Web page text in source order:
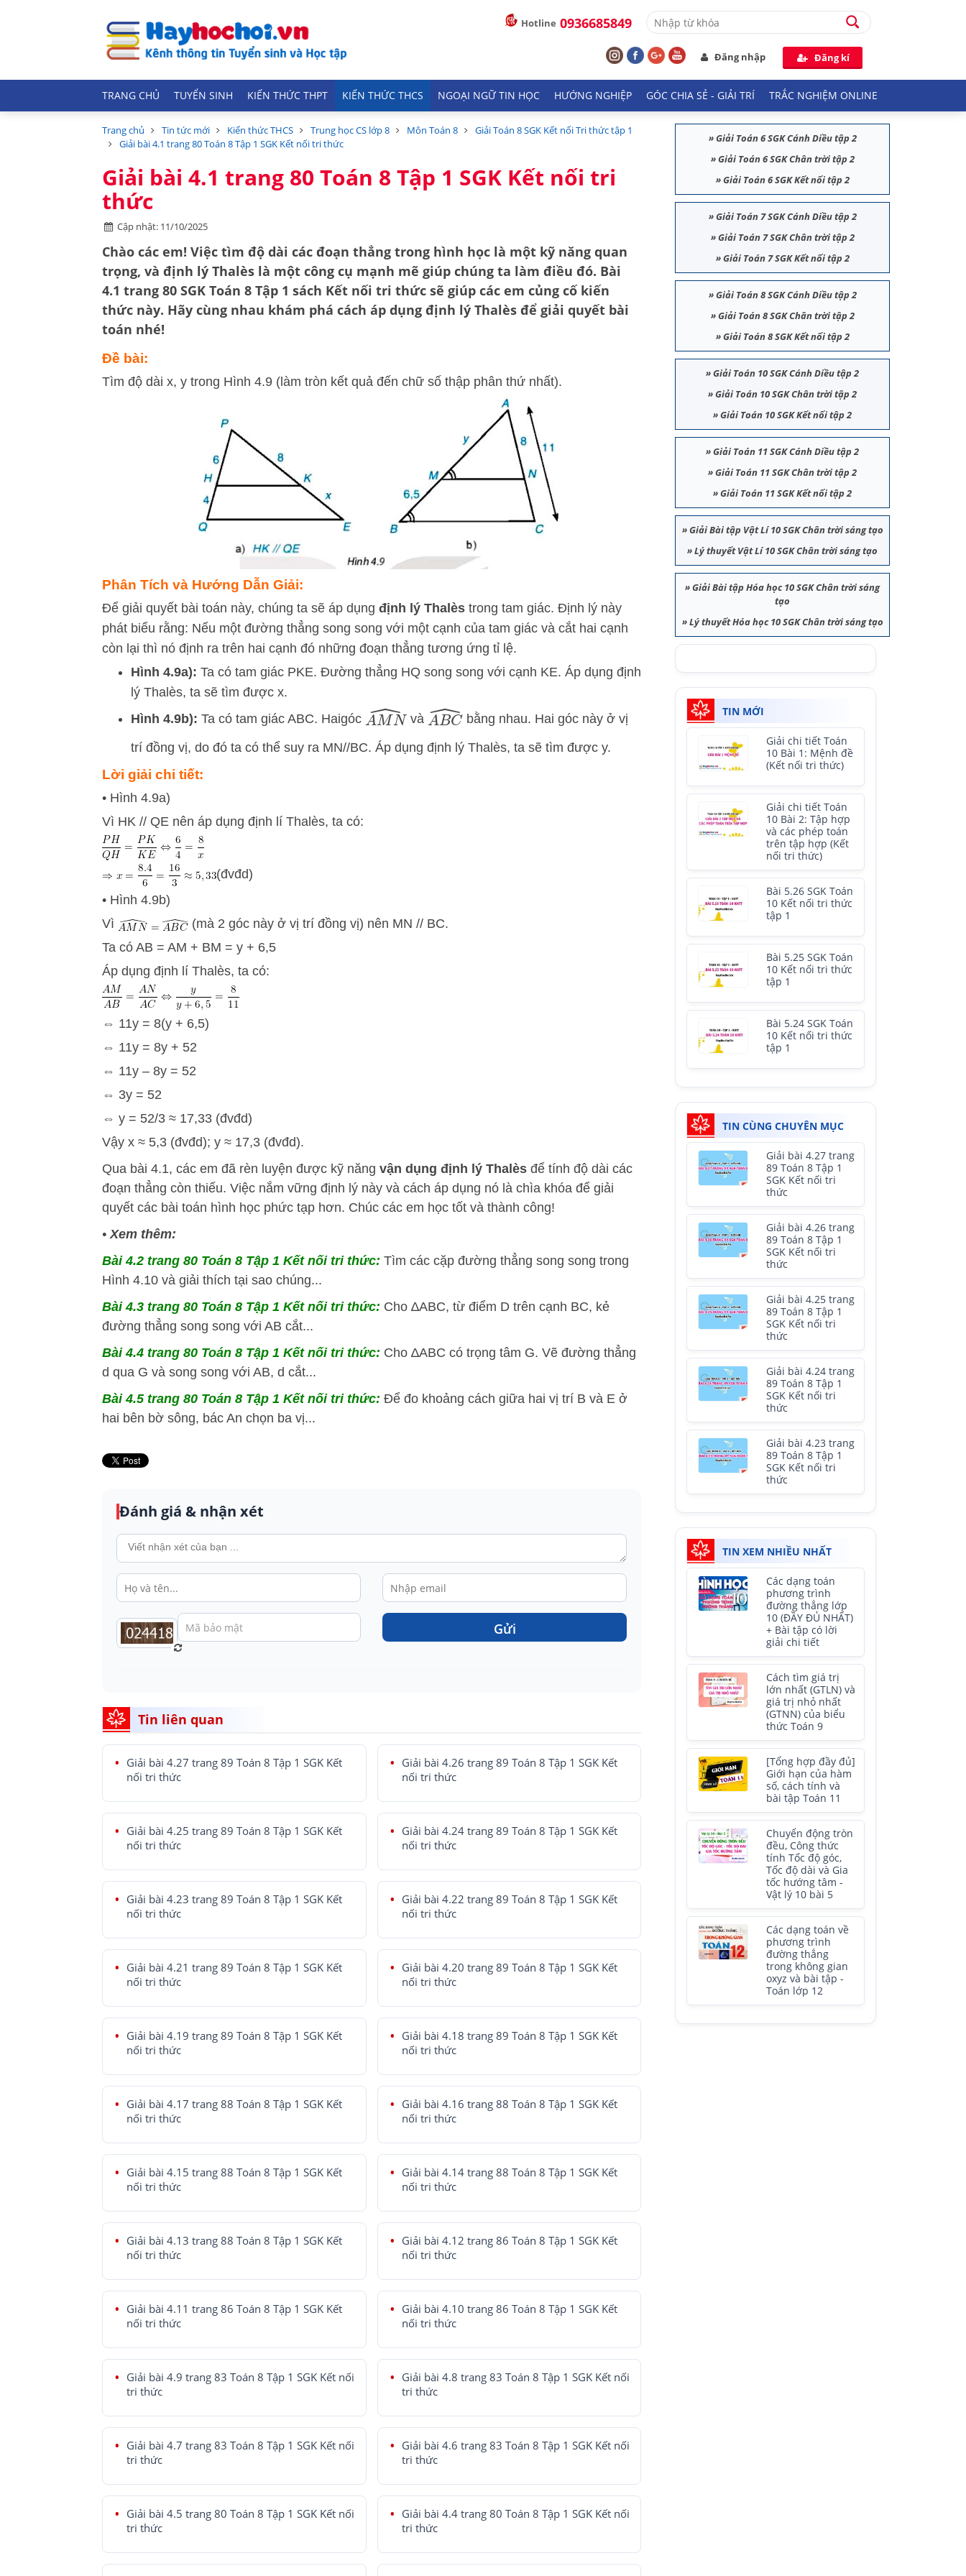
Hotline 0936685849
Đăng nhập Đăng kí
TRANG CHỦ TUYỂN SINH KIẾN THỨC THPT KIẾN THỨC THCS NGOẠI NGỮ TIN HỌC HƯỚNG NGHIỆP GÓC CHIA SẺ - GIẢI TRÍ TRẮC NGHIỆM ONLINE
Trang chủ Tin tức mới Kiến thức THCS Trung học CS lớp 8 Môn Toán 8
Giải Toán 8 SGK Kết nối Tri thức tập 1
Giải bài 4.1 trang 80 Toán 8 Tập 1 SGK Kết nối tri thức
Giải bài 4.1 trang 80 Toán 8 Tập 1 SGK Kết nối tri
thức
Cập nhật: 11/10/2025
Chào các em! Việc tìm độ dài các đoạn thẳng trong hình học là một kỹ năng quan
trọng, và định lý Thalès là một công cụ mạnh mẽ giúp chúng ta làm điều đó. Bài
4.1 trang 80 SGK Toán 8 Tập 1 sách Kết nối tri thức sẽ giúp các em củng cố kiến
thức này. Hãy cùng nhau khám phá cách áp dụng định lý Thalès để giải quyết bài
toán nhé!
Đề bài:
Tìm độ dài x, y trong Hình 4.9 (làm tròn kết quả đến chữ số thập phân thứ nhất).
Phân Tích và Hướng Dẫn Giải:
Để giải quyết bài toán này, chúng ta sẽ áp dụng định lý Thalès trong tam giác. Định lý này
phát biểu rằng: Nếu một đường thẳng song song với một cạnh của tam giác và cắt hai cạnh
còn lại thì nó định ra trên hai cạnh đó những đoạn thẳng tương ứng tỉ lệ.
Hình 4.9a): Ta có tam giác PKE. Đường thẳng HQ song song với cạnh KE. Áp dụng định
lý Thalès, ta sẽ tìm được x.
Hình 4.9b): Ta có tam giác ABC. Haigóc AMN^và A BC^
bằng nhau. Hai góc này ở vị
trí đồng vị, do đó ta có thể suy ra MN//BC. Áp dụng định lý Thalès, ta sẽ tìm được y.
Lời giải chi tiết:
• Hình 4.9a)
Vì HK // QE nên áp dụng định lí Thalès, ta có:
(đvđd)
• Hình 4.9b)
Vì
(mà 2 góc này ở vị trí đồng vị) nên MN // BC.
Ta có AB = AM + BM = y + 6,5
Áp dụng định lí Thalès, ta có:
⇔ 11y = 8(y + 6,5)
⇔ 11y = 8y + 52
⇔ 11y – 8y = 52
⇔ 3y = 52
⇔ y = 52/3 ≈ 17,33 (đvđd)
Vậy x ≈ 5,3 (đvđd); y ≈ 17,3 (đvđd).
Qua bài 4.1, các em đã rèn luyện được kỹ năng vận dụng định lý Thalès để tính độ dài các
đoạn thẳng còn thiếu. Việc nắm vững định lý này và cách áp dụng nó là chìa khóa để giải
quyết các bài toán hình học phức tạp hơn. Chúc các em học tốt và thành công!
•Xem thêm:
Bài 4.2 trang 80 Toán 8 Tập 1 Kết nối tri thức: Tìm các cặp đường thẳng song song trong
Hình 4.10 và giải thích tại sao chúng...
Bài 4.3 trang 80 Toán 8 Tập 1 Kết nối tri thức: Cho ∆ABC, từ điểm D trên cạnh BC, kẻ
đường thẳng song song với AB cắt...
Bài 4.4 trang 80 Toán 8 Tập 1 Kết nối tri thức: Cho ∆ABC có trọng tâm G. Vẽ đường thẳng
d qua G và song song với AB, d cắt...
Bài 4.5 trang 80 Toán 8 Tập 1 Kết nối tri thức: Để đo khoảng cách giữa hai vị trí B và E ở
hai bên bờ sông, bác An chọn ba vị...
Đánh giá & nhận xét
Gửi
Tin liên quan
Giải bài 4.27 trang 89 Toán 8 Tập 1 SGK Kết
nối tri thức
Giải bài 4.26 trang 89 Toán 8 Tập 1 SGK Kết
nối tri thức
Giải bài 4.25 trang 89 Toán 8 Tập 1 SGK Kết
nối tri thức
Giải bài 4.24 trang 89 Toán 8 Tập 1 SGK Kết
nối tri thức
Giải bài 4.23 trang 89 Toán 8 Tập 1 SGK Kết
nối tri thức
Giải bài 4.22 trang 89 Toán 8 Tập 1 SGK Kết
nối tri thức
Giải bài 4.21 trang 89 Toán 8 Tập 1 SGK Kết
nối tri thức
Giải bài 4.20 trang 89 Toán 8 Tập 1 SGK Kết
nối tri thức
Giải bài 4.19 trang 89 Toán 8 Tập 1 SGK Kết
nối tri thức
Giải bài 4.18 trang 89 Toán 8 Tập 1 SGK Kết
nối tri thức
Giải bài 4.17 trang 88 Toán 8 Tập 1 SGK Kết
nối tri thức
Giải bài 4.16 trang 88 Toán 8 Tập 1 SGK Kết
nối tri thức
Giải bài 4.15 trang 88 Toán 8 Tập 1 SGK Kết
nối tri thức
Giải bài 4.14 trang 88 Toán 8 Tập 1 SGK Kết
nối tri thức
Giải bài 4.13 trang 88 Toán 8 Tập 1 SGK Kết
nối tri thức
Giải bài 4.12 trang 86 Toán 8 Tập 1 SGK Kết
nối tri thức
Giải bài 4.11 trang 86 Toán 8 Tập 1 SGK Kết
nối tri thức
Giải bài 4.10 trang 86 Toán 8 Tập 1 SGK Kết
nối tri thức
Giải bài 4.9 trang 83 Toán 8 Tập 1 SGK Kết nối
tri thức
Giải bài 4.8 trang 83 Toán 8 Tập 1 SGK Kết nối
tri thức
Giải bài 4.7 trang 83 Toán 8 Tập 1 SGK Kết nối
tri thức
Giải bài 4.6 trang 83 Toán 8 Tập 1 SGK Kết nối
tri thức
Giải bài 4.5 trang 80 Toán 8 Tập 1 SGK Kết nối
tri thức
Giải bài 4.4 trang 80 Toán 8 Tập 1 SGK Kết nối
tri thức
»Giải Toán 6 SGK Cánh Diều tập 2
»Giải Toán 6 SGK Chân trời tập 2
»Giải Toán 6 SGK Kết nối tập 2
»Giải Toán 7 SGK Cánh Diều tập 2
»Giải Toán 7 SGK Chân trời tập 2
»Giải Toán 7 SGK Kết nối tập 2
»Giải Toán 8 SGK Cánh Diều tập 2
»Giải Toán 8 SGK Chân trời tập 2
»Giải Toán 8 SGK Kết nối tập 2
»Giải Toán 10 SGK Cánh Diều tập 2
»Giải Toán 10 SGK Chân trời tập 2
»Giải Toán 10 SGK Kết nối tập 2
»Giải Toán 11 SGK Cánh Diều tập 2
»Giải Toán 11 SGK Chân trời tập 2
»Giải Toán 11 SGK Kết nối tập 2
»Giải Bài tập Vật Lí 10 SGK Chân trời sáng tạo
»Lý thuyết Vật Lí 10 SGK Chân trời sáng tạo
»Giải Bài tập Hóa học 10 SGK Chân trời sáng
tạo
»Lý thuyết Hóa học 10 SGK Chân trời sáng tạo
TIN MỚI
Giải chi tiết Toán
10 Bài 1: Mệnh đề
(Kết nối tri thức)
Giải chi tiết Toán
10 Bài 2: Tập hợp
và các phép toán
trên tập hợp (Kết
nối tri thức)
Bài 5.26 SGK Toán
10 Kết nối tri thức
tập 1
Bài 5.25 SGK Toán
10 Kết nối tri thức
tập 1
Bài 5.24 SGK Toán
10 Kết nối tri thức
tập 1
TIN CÙNG CHUYÊN MỤC
Giải bài 4.27 trang
89 Toán 8 Tập 1
SGK Kết nối tri
thức
Giải bài 4.26 trang
89 Toán 8 Tập 1
SGK Kết nối tri
thức
Giải bài 4.25 trang
89 Toán 8 Tập 1
SGK Kết nối tri
thức
Giải bài 4.24 trang
89 Toán 8 Tập 1
SGK Kết nối tri
thức
Giải bài 4.23 trang
89 Toán 8 Tập 1
SGK Kết nối tri
thức
TIN XEM NHIỀU NHẤT
Các dạng toán
phương trình
đường thẳng lớp
10 (ĐẦY ĐỦ NHẤT)
+ Bài tập có lời
giải chi tiết
Cách tìm giá trị
lớn nhất (GTLN) và
giá trị nhỏ nhất
(GTNN) của biểu
thức Toán 9
[Tổng hợp đầy đủ]
Giới hạn của hàm
số, cách tính và
bài tập Toán 11
Chuyển động tròn
đều, Công thức
tính Tốc độ góc,
Tốc độ dài và Gia
tốc hướng tâm -
Vật lý 10 bài 5
Các dạng toán về
phương trình
đường thẳng
trong không gian
oxyz và bài tập -
Toán lớp 12